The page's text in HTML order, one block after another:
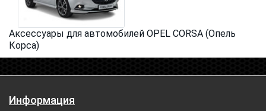
Аксессуары для автомобилей OPEL CORSA (Опель
Корса)
Информация